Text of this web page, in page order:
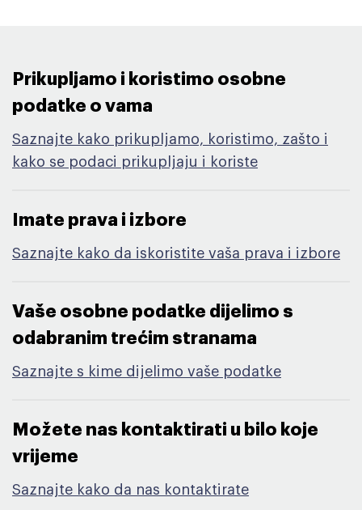
Prikupljamo i koristimo osobne
podatke o vama ​
Saznajte kako prikupljamo, koristimo, zašto i
kako se podaci prikupljaju i koriste
Imate prava i izbore​
Saznajte kako da iskoristite vaša prava i izbore
Vaše osobne podatke dijelimo s
odabranim trećim stranama​
Saznajte s kime dijelimo vaše podatke
Možete nas kontaktirati u bilo koje
vrijeme​
Saznajte kako da nas kontaktirate